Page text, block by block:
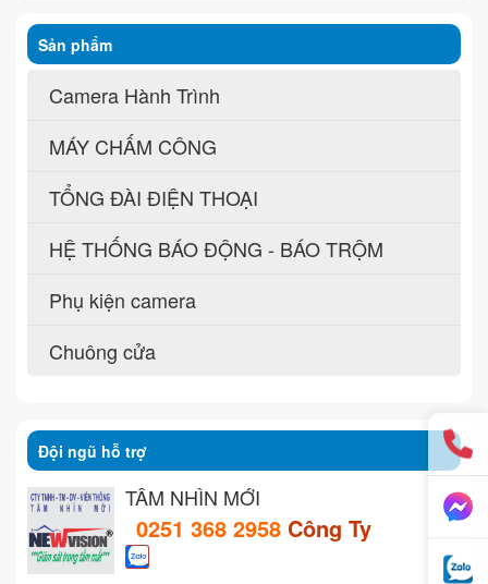
Sản phẩm
Camera Hành Trình
MÁY CHẤM CÔNG
TỔNG ĐÀI ĐIỆN THOẠI
HỆ THỐNG BÁO ĐỘNG - BÁO TRỘM
Phụ kiện camera
Chuông cửa
Đội ngũ hỗ trợ
TẦM NHÌN MỚI
0251 368 2958 Công Ty